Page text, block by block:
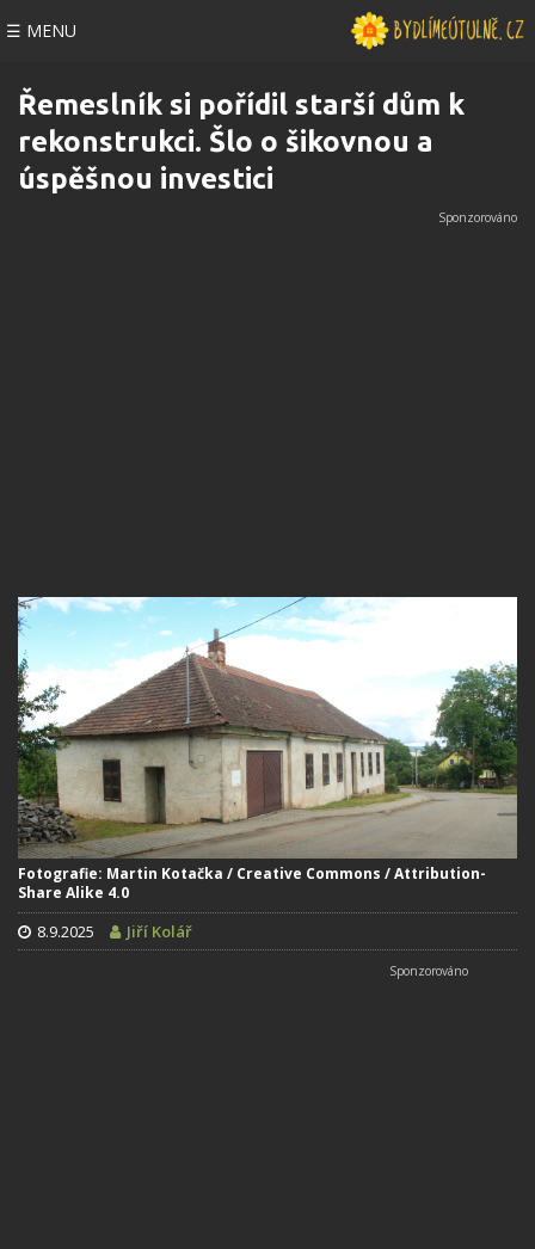
☰ MENU
Řemeslník si pořídil starší dům k
rekonstrukci. Šlo o šikovnou a
úspěšnou investici
Fotografie: Martin Kotačka / Creative Commons / Attribution-
Share Alike 4.0
8.9.2025 Jiří Kolář